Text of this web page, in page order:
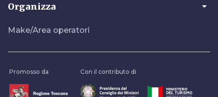
Organizza arrow_drop_down
Make/Area operatori
Promosso da Con il contributo di